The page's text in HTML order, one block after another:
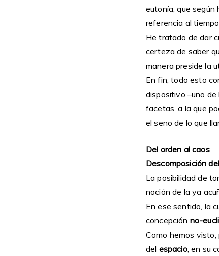
eutonía, que según
referencia al
He tratado de dar
certeza de saber
manera preside la
En fin, todo esto
dispositivo –uno
facetas, a la que
el seno de lo que
Del orden al caos
Descomposición
La posibilidad de
noción de la ya
En ese sentido, la
concepción no-
Como hemos
del espacio, en su